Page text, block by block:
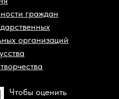
Чтобы оценить
граждан
организаций